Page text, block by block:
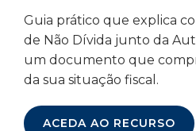
Guia prático que explica
de Não Dívida junto da
um documento que
da sua situação fiscal.
ACEDA AO RECURSO